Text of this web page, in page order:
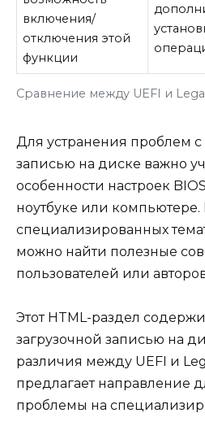
Сравнение между UEFI и
включения/
отключения этой
функции
Для устранения проблем с
записью на диске важно
особенности настроек
ноутбуке или
специализированных
можно найти полезные
пользователей или
Этот HTML-раздел
загрузочной записью на
различия между UEFI и
предлагает направление
проблемы на